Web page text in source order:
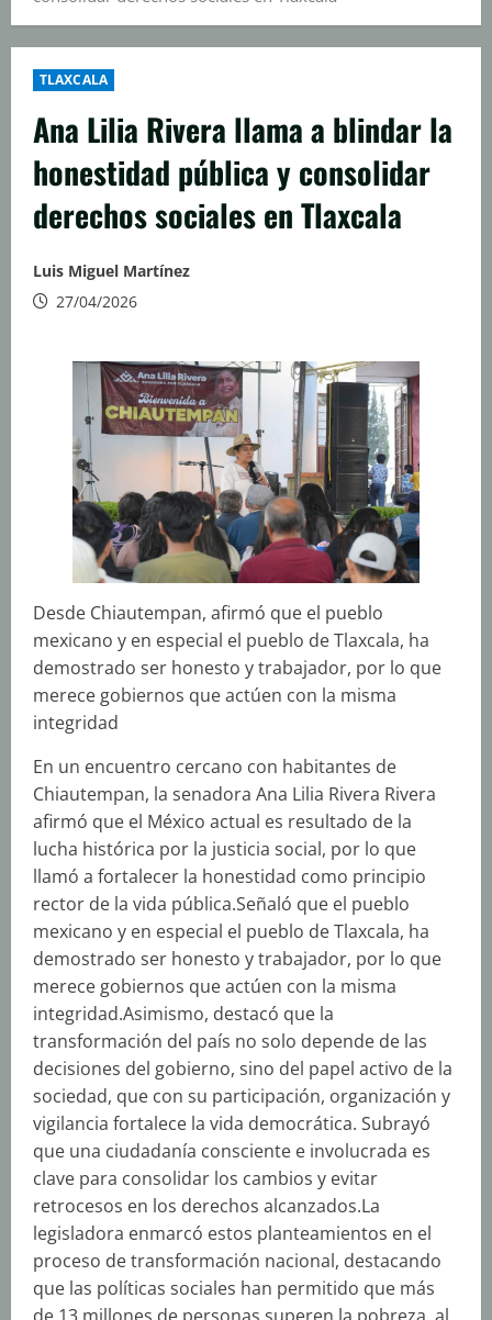
TLAXCALA
Ana Lilia Rivera llama a blindar la
honestidad pública y consolidar
derechos sociales en Tlaxcala
Luis Miguel Martínez
27/04/2026
Desde Chiautempan, afirmó que el pueblo
mexicano y en especial el pueblo de Tlaxcala, ha
demostrado ser honesto y trabajador, por lo que
merece gobiernos que actúen con la misma
integridad
En un encuentro cercano con habitantes de
Chiautempan, la senadora Ana Lilia Rivera Rivera
afirmó que el México actual es resultado de la
lucha histórica por la justicia social, por lo que
llamó a fortalecer la honestidad como principio
rector de la vida pública.Señaló que el pueblo
mexicano y en especial el pueblo de Tlaxcala, ha
demostrado ser honesto y trabajador, por lo que
merece gobiernos que actúen con la misma
integridad.Asimismo, destacó que la
transformación del país no solo depende de las
decisiones del gobierno, sino del papel activo de la
sociedad, que con su participación, organización y
vigilancia fortalece la vida democrática. Subrayó
que una ciudadanía consciente e involucrada es
clave para consolidar los cambios y evitar
retrocesos en los derechos alcanzados.La
legisladora enmarcó estos planteamientos en el
proceso de transformación nacional, destacando
que las políticas sociales han permitido que más